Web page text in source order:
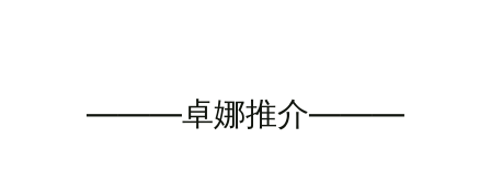
———卓娜推介———